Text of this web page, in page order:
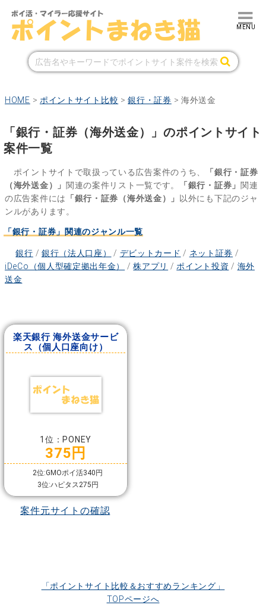
HOME > ポイントサイト比較 >銀行・証券 > 海外送金
「銀行・証券（海外送金）」のポイントサイト
案件一覧
ポイントサイトで取扱っている広告案件のうち、
「銀行・証券
（海外送金）」 関連の案件リスト一覧です。 「銀行・証券」 関連
の広告案件には
「銀行・証券（海外送金）」
以外にも下記のジャ
ンルがあります。
「銀行・証券」関連のジャンル一覧
銀行 / 銀行（法人口座） / デビットカード / ネット証券 /
iDeCo（個人型確定拠出年金）
/株アプリ / ポイント投資 / 海外
送金
楽天銀行 海外送金サービ
ス（個人口座向け）
1位：PONEY
375円
2位:GMOポイ活340円
3位:ハピタス275円
案件元サイトの確認
「ポイントサイト比較＆おすすめランキング」
TOPページへ